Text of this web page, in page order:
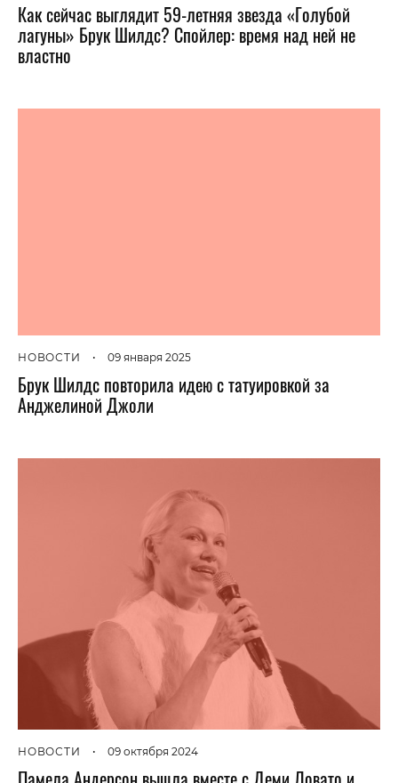
Как сейчас выглядит 59-летняя звезда «Голубой
лагуны» Брук Шилдс? Спойлер: время над ней не
властно
НОВОСТИ • 09 января 2025
Брук Шилдс повторила идею с татуировкой за
Анджелиной Джоли
НОВОСТИ • 09 октября 2024